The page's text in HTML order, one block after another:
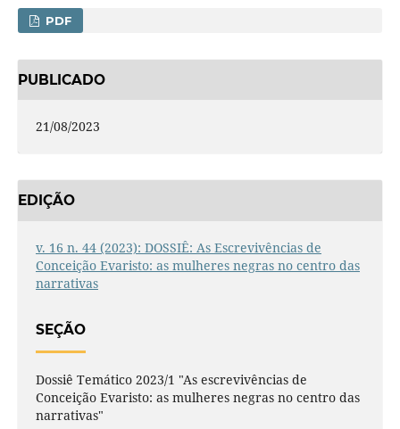
PDF
PUBLICADO
21/08/2023
EDIÇÃO
v. 16 n. 44 (2023): DOSSIÊ: As Escrevivências de
Conceição Evaristo: as mulheres negras no centro das
narrativas
SEÇÃO
Dossiê Temático 2023/1 "As escrevivências de
Conceição Evaristo: as mulheres negras no centro das
narrativas"